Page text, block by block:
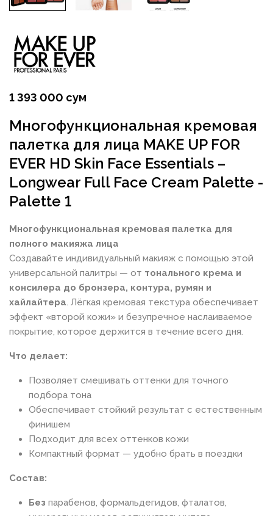
1 393 000 сум
Многофункциональная кремовая
палетка для лица MAKE UP FOR
EVER HD Skin Face Essentials –
Longwear Full Face Cream Palette -
Palette 1
Многофункциональная кремовая палетка для
полного макияжа лица
Создавайте индивидуальный макияж с помощью этой
универсальной палитры — от тонального крема и
консилера до бронзера, контура, румян и
хайлайтера. Лёгкая кремовая текстура обеспечивает
эффект «второй кожи» и безупречное наслаиваемое
покрытие, которое держится в течение всего дня.
Что делает:
Позволяет смешивать оттенки для точного
подбора тона
Обеспечивает стойкий результат с естественным
финишем
Подходит для всех оттенков кожи
Компактный формат — удобно брать в поездки
Состав:
Без парабенов, формальдегидов, фталатов,